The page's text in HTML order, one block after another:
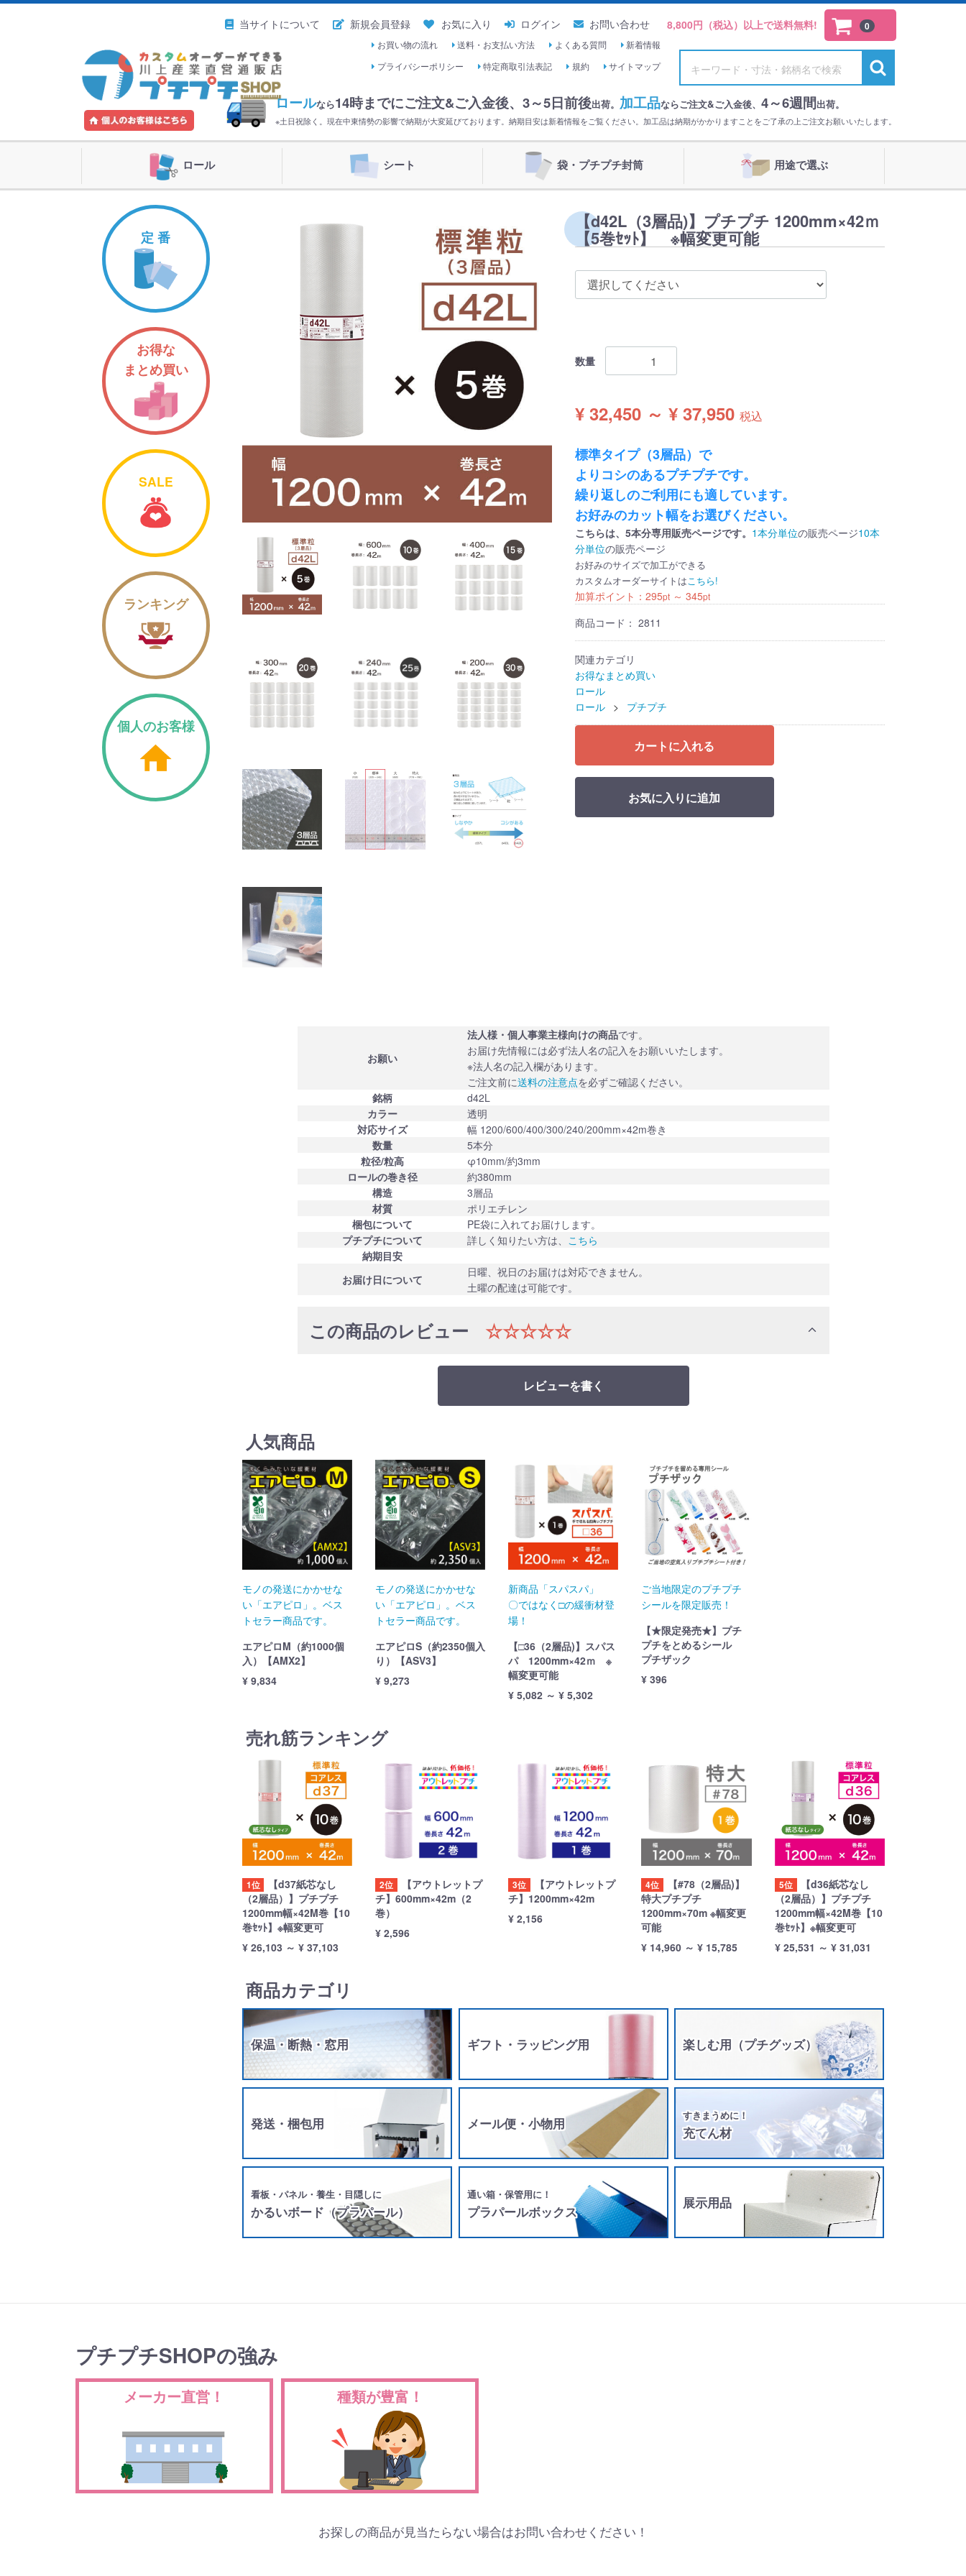
当サイトについて 新規会員登録 お気に入り ログイン お問い合わせ 0
8,800円（税込）以上で送料無料!
お買い物の流れ 送料・お支払い方法 よくある質問
新着情報
プライバシーポリシー
特定商取引法表記 規約 サイトマップ
ロールなら14時までにご注文&ご入金後、 3～5日前後出荷。 加工品ならご注文&ご入金後、 4～6週間出荷。
※土日祝除く。現在中東情勢の影響で納期が大変延びております。納期目安は新着情報をご覧ください。加工品は納期がかかりますことをご了承の上ご注文お願いいたします。
ロール シート 袋・プチプチ封筒 用途で選ぶ
定 番
お得な
まとめ買い
SALE
ランキング
個人のお客様
【d42L（3層品)】プチプチ 1200mm×42ｍ
【5巻ｾｯﾄ】 ※幅変更可能
数量
¥ 32,450 ～ ¥ 37,950 税込
標準タイプ（3層品）で
よりコシのあるプチプチです。
繰り返しのご利用にも適しています。
お好みのカット幅をお選びください。
こちらは、5本分専用販売ページです。 1本分単位の販売ページ10本
分単位の販売ページ
お好みのサイズで加工ができる
カスタムオーダーサイトはこちら!
加算ポイント： 295pt～ 345pt
商品コード： 2811
関連カテゴリ
お得なまとめ買い
ロール
ロール
プチプチ
カートに入れる
お気に入りに追加
お願い
法人様・個人事業主様向けの商品です。
お届け先情報には必ず法人名の記入をお願いいたします。
※法人名の記入欄があります。
ご注文前に送料の注意点を必ずご確認ください。
銘柄
d42L
カラー
透明
対応サイズ
幅 1200/600/400/300/240/200mm×42m巻き
数量
5本分
粒径/粒高
φ10mm/約3mm
ロールの巻き径
約380mm
構造
3層品
材質
ポリエチレン
梱包について
PE袋に入れてお届けします。
プチプチについて
詳しく知りたい方は、
こちら
納期目安
お届け日について
日曜、祝日のお届けは対応できません。
土曜の配達は可能です。
この商品のレビュー ☆☆☆☆☆
レビューを書く
人気商品
モノの発送にかかせな
い「エアピロ」。ベス
トセラー商品です。
エアピロM（約1000個
入）【AMX2】
¥ 9,834
モノの発送にかかせな
い「エアピロ」。ベス
トセラー商品です。
エアピロS（約2350個入
り）【ASV3】
¥ 9,273
新商品「スパスパ」
〇ではなく□の緩衝材登
場！
【□36（2層品)】スパス
パ 1200mm×42ｍ ※
幅変更可能
¥ 5,082 ～ ¥ 5,302
ご当地限定のプチプチ
シールを限定販売！
【★限定発売★】プチ
プチをとめるシール
プチザック
¥ 396
売れ筋ランキング
1位
【d37紙芯なし
（2層品）】プチプチ
1200mm幅×42M巻【10
巻ｾｯﾄ】※幅変更可
¥ 26,103 ～ ¥ 37,103
2位
【アウトレットプ
チ】600mm×42m（2
巻）
¥ 2,596
3位
【アウトレットプ
チ】1200mm×42m
¥ 2,156
4位
【#78（2層品)】
特大プチプチ
1200mm×70m ※幅変更
可能
¥ 14,960 ～¥ 15,785
5位
【d36紙芯なし
（2層品）】プチプチ
1200mm幅×42M巻【10
巻ｾｯﾄ】※幅変更可
¥ 25,531 ～ ¥ 31,031
商品カテゴリ
保温・断熱・窓用 ギフト・ラッピング用 楽しむ用（プチグッズ）
発送・梱包用 メール便・小物用 すきまうめに！
充てん材
看板・パネル・養生・目隠しに
かるいボード（プラパール）
通い箱・保管用に！
プラパールボックス
展示用品
プチプチSHOPの強み
メーカー直営！ 種類が豊富！
お探しの商品が見当たらない場合はお問い合わせください！